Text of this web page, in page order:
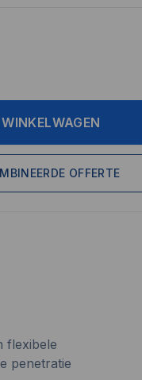
OFFERTE
flexibele
penetratie